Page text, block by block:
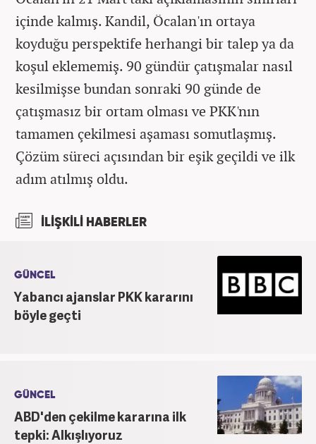
içinde kalmış. Kandil, Öcalan'ın ortaya
koyduğu perspektife herhangi bir talep ya da
koşul eklememiş. 90 gündür çatışmalar nasıl
kesilmişse bundan sonraki 90 günde de
çatışmasız bir ortam olması ve PKK'nın
tamamen çekilmesi aşaması somutlaşmış.
Çözüm süreci açısından bir eşik geçildi ve ilk
adım atılmış oldu.
İLİŞKİLİ HABERLER
GÜNCEL
Yabancı ajanslar PKK kararını
böyle geçti
GÜNCEL
ABD'den çekilme kararına ilk
tepki: Alkışlıyoruz